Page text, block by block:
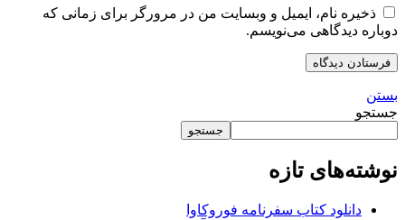
ذخیره نام، ایمیل و وبسایت من در مرورگر برای زمانی که
دوباره دیدگاهی می‌نویسم.
بستن
جستجو
جستجو
نوشته‌های تازه
دانلود کتاب سفرنامه فوروکاوا